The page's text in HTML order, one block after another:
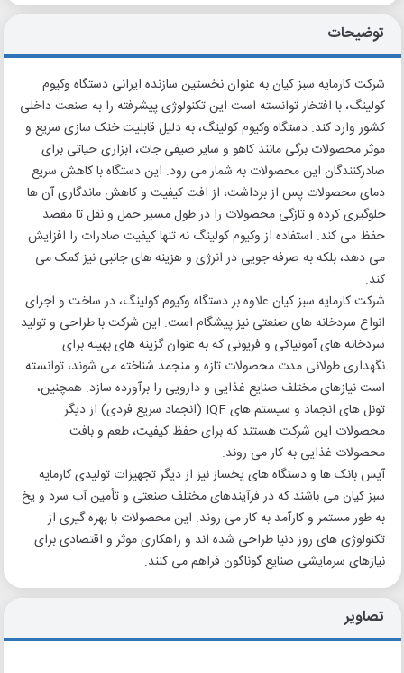
توضیحات
شرکت کارمایه سبز کیان به عنوان نخستین سازنده ایرانی دستگاه وکیوم
کولینگ، با افتخار توانسته است این تکنولوژی پیشرفته را به صنعت داخلی
کشور وارد کند. دستگاه وکیوم کولینگ، به دلیل قابلیت خنک سازی سریع و
موثر محصولات برگی مانند کاهو و سایر صیفی جات، ابزاری حیاتی برای
صادرکنندگان این محصولات به شمار می رود. این دستگاه با کاهش سریع
دمای محصولات پس از برداشت، از افت کیفیت و کاهش ماندگاری آن ها
جلوگیری کرده و تازگی محصولات را در طول مسیر حمل و نقل تا مقصد
حفظ می کند. استفاده از وکیوم کولینگ نه تنها کیفیت صادرات را افزایش
می دهد، بلکه به صرفه جویی در انرژی و هزینه های جانبی نیز کمک می
کند.
شرکت کارمایه سبز کیان علاوه بر دستگاه وکیوم کولینگ، در ساخت و اجرای
انواع سردخانه های صنعتی نیز پیشگام است. این شرکت با طراحی و تولید
سردخانه های آمونیاکی و فریونی که به عنوان گزینه های بهینه برای
نگهداری طولانی مدت محصولات تازه و منجمد شناخته می شوند، توانسته
است نیازهای مختلف صنایع غذایی و دارویی را برآورده سازد. همچنین،
تونل های انجماد و سیستم های IQF (انجماد سریع فردی) از دیگر
محصولات این شرکت هستند که برای حفظ کیفیت، طعم و بافت
محصولات غذایی به کار می روند.
آیس بانک ها و دستگاه های یخساز نیز از دیگر تجهیزات تولیدی کارمایه
سبز کیان می باشند که در فرآیندهای مختلف صنعتی و تأمین آب سرد و یخ
به طور مستمر و کارآمد به کار می روند. این محصولات با بهره گیری از
تکنولوژی های روز دنیا طراحی شده اند و راهکاری موثر و اقتصادی برای
نیازهای سرمایشی صنایع گوناگون فراهم می کنند.
تصاویر